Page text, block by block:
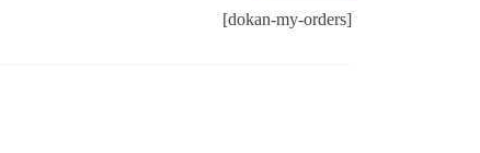
[dokan-my-orders]